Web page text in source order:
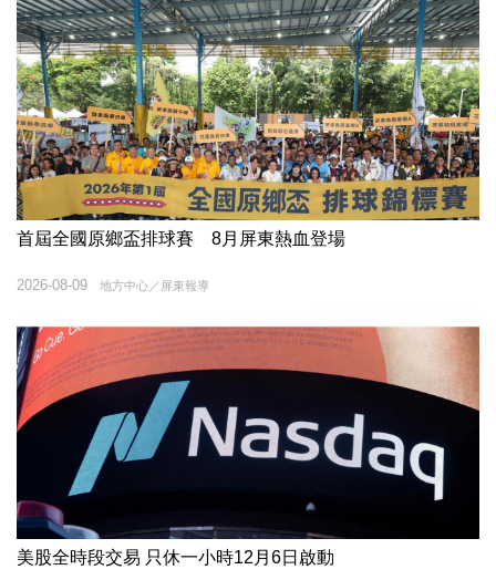
首屆全國原鄉盃排球賽 8月屏東熱血登場
地方中心／屏東報導
2026-08-09
美股全時段交易 只休一小時12月6日啟動